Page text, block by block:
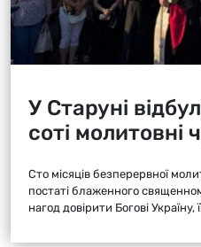
У Старуні
соті молитовні
Сто місяців безперервної
постаті блаженного
нагод довірити Богові Україну,